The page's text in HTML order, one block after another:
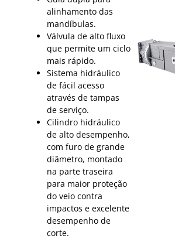
alinhamento das
mandíbulas.
Válvula de alto fluxo
que permite um ciclo
mais rápido.
Sistema hidráulico
de fácil acesso
através de tampas
de serviço.
Cilindro hidráulico
de alto desempenho,
com furo de grande
diâmetro, montado
na parte traseira
para maior proteção
do veio contra
impactos e excelente
desempenho de
corte.